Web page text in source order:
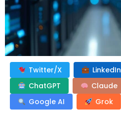
Twitter/X LinkedIn
ChatGPT
Claude
Google AI
Grok